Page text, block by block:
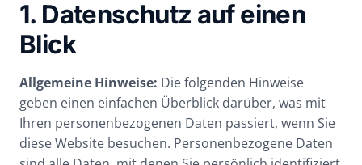
1. Datenschutz auf einen
Blick
Allgemeine Hinweise: Die folgenden Hinweise
geben einen einfachen Überblick darüber, was mit
Ihren personenbezogenen Daten passiert, wenn Sie
diese Website besuchen. Personenbezogene Daten